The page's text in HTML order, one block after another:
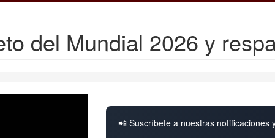
del Mundial 2026 y
📲 Suscríbete a nuestras